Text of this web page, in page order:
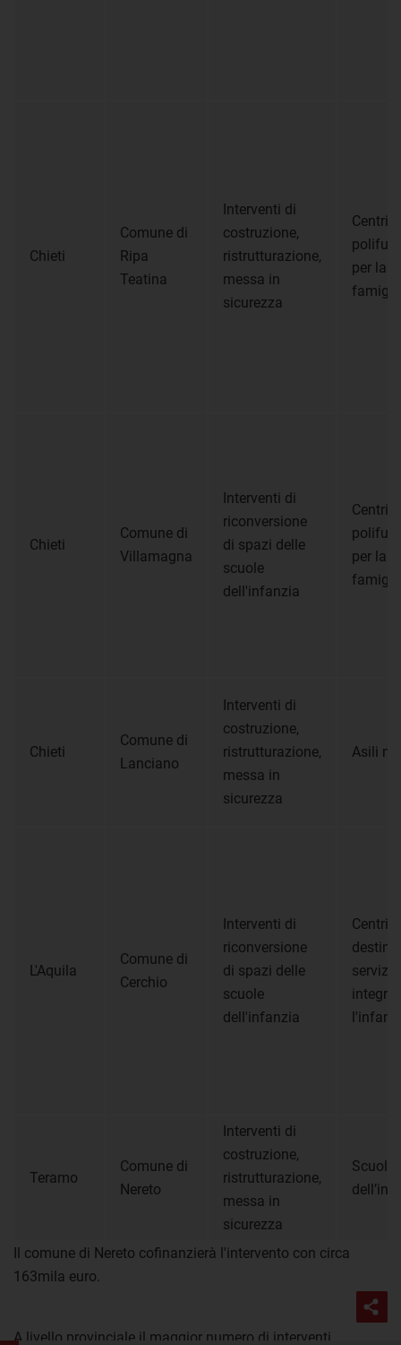
Chieti
Comune di
Ripa
Teatina
Interventi di
costruzione,
ristrutturazione,
messa in
sicurezza
Centri
per la
Chieti
Comune di
Villamagna
Interventi di
riconversione
di spazi delle
scuole
dell'infanzia
Centri
per la
Chieti
Comune di
Lanciano
Interventi di
costruzione,
ristrutturazione,
messa in
sicurezza
Asili
L'Aquila
Comune di
Cerchio
Interventi di
riconversione
di spazi delle
scuole
dell'infanzia
Centri
servizi
Teramo
Comune di
Nereto
Interventi di
costruzione,
ristrutturazione,
messa in
sicurezza
Scuole
Il comune di Nereto cofinanzierà l'intervento con circa
163mila euro.
A livello provinciale il maggior numero di interventi